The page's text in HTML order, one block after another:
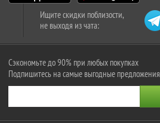
Ищите скидки поблизости,
не выходя из чата:
Сэкономьте до 90% при любых покупках
Подпишитесь на самые выгодные предложения